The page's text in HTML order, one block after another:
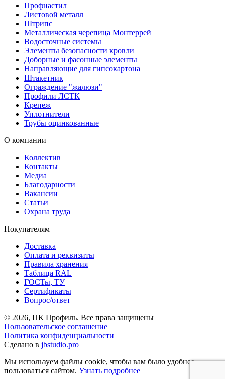
Профнастил
Листовой металл
Штрипс
Металлическая черепица Монтеррей
Водосточные системы
Элементы безопасности кровли
Доборные и фасонные элементы
Направляющие для гипсокартона
Штакетник
Ограждение "жалюзи"
Профили ЛСТК
Крепеж
Уплотнители
Трубы оцинкованные
О компании
Коллектив
Контакты
Медиа
Благодарности
Вакансии
Статьи
Охрана труда
Покупателям
Доставка
Оплата и реквизиты
Правила хранения
Таблица RAL
ГОСТы, ТУ
Сертификаты
Вопрос/ответ
© 2026, ПК Профиль. Все права защищены
Пользовательское соглашение
Политика конфиденциальности
Сделано в jbstudio.pro
Мы используем файлы cookie, чтобы вам было удобнее
пользоваться сайтом. Узнать подробнее